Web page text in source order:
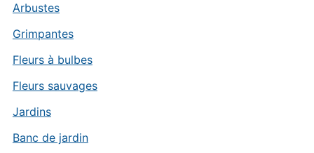
Arbustes
Grimpantes
Fleurs à bulbes
Fleurs sauvages
Jardins
Banc de jardin